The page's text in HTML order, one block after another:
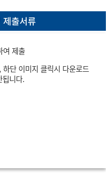
제출서류
여 제출
단 이미지 클릭시 다운로드
니다.